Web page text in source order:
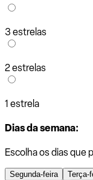
3 estrelas
2 estrelas
1 estrela
Dias da semana:
Escolha os dias que
Segunda-feira Terça-